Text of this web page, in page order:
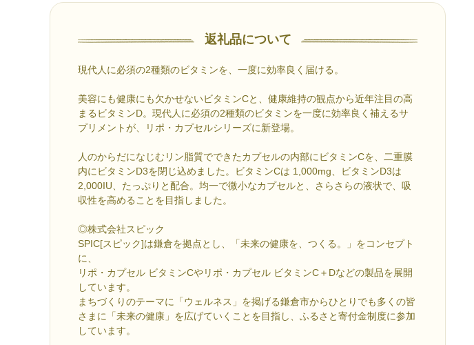
返礼品について
現代人に必須の2種類のビタミンを、一度に効率良く届ける。
美容にも健康にも欠かせないビタミンCと、健康維持の観点から近年注目の高
まるビタミンD。現代人に必須の2種類のビタミンを一度に効率良く補えるサ
プリメントが、リポ・カプセルシリーズに新登場。
人のからだになじむリン脂質でできたカプセルの内部にビタミンCを、二重膜
内にビタミンD3を閉じ込めました。ビタミンCは 1,000mg、ビタミンD3は
2,000IU、たっぷりと配合。均一で微小なカプセルと、さらさらの液状で、吸
収性を高めることを目指しました。
◎株式会社スピック
SPIC[スピック]は鎌倉を拠点とし、「未来の健康を、つくる。」をコンセプト
に、
リポ・カプセル ビタミンCやリポ・カプセル ビタミンC＋Dなどの製品を展開
しています。
まちづくりのテーマに「ウェルネス」を掲げる鎌倉市からひとりでも多くの皆
さまに「未来の健康」を広げていくことを目指し、ふるさと寄付金制度に参加
しています。